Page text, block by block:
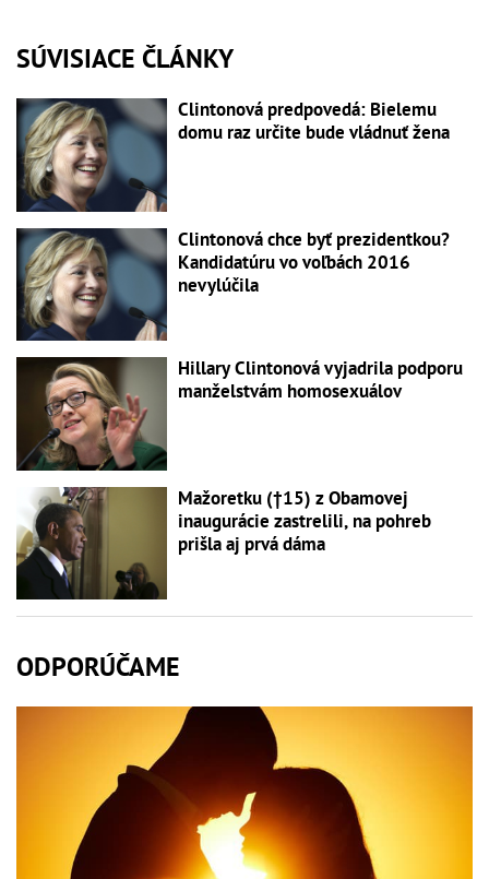
SÚVISIACE ČLÁNKY
Clintonová predpovedá: Bielemu
domu raz určite bude vládnuť žena
Clintonová chce byť prezidentkou?
Kandidatúru vo voľbách 2016
nevylúčila
Hillary Clintonová vyjadrila podporu
manželstvám homosexuálov
Mažoretku (†15) z Obamovej
inaugurácie zastrelili, na pohreb
prišla aj prvá dáma
ODPORÚČAME